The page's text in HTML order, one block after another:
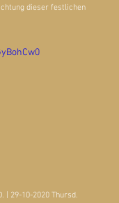
dieser festlichen
| 29-10-2020 Thursd.